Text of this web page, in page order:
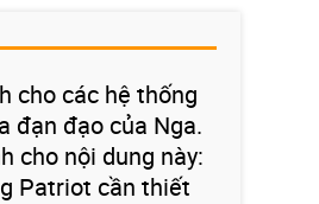
cho các hệ thống
đạn đạo của Nga.
cho nội dung này:
Patriot cần thiết